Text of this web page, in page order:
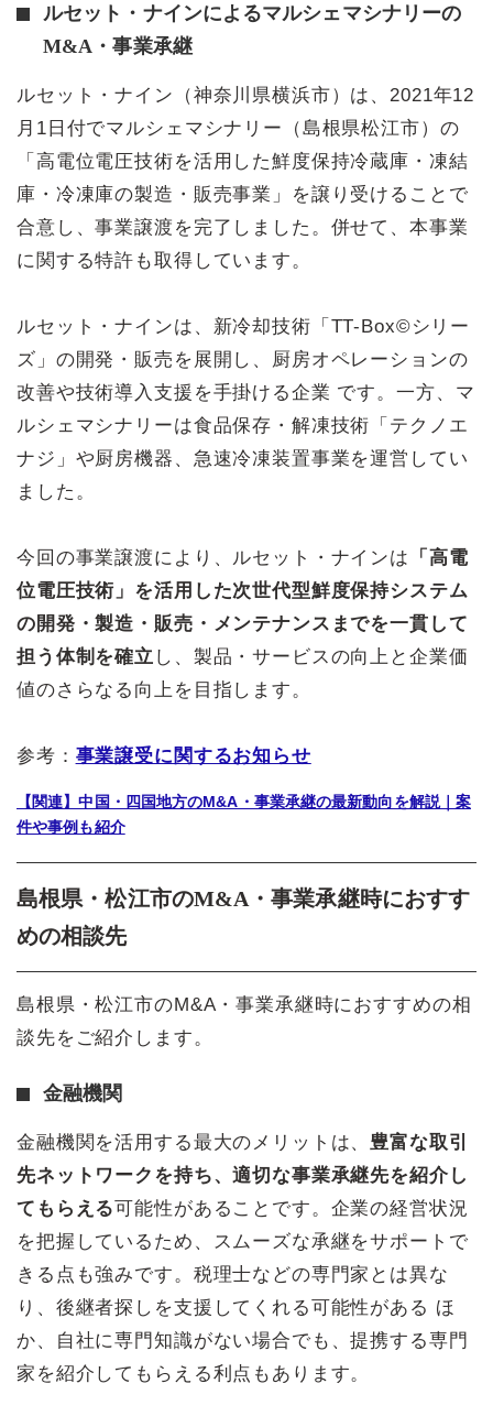
ルセット・ナインによるマルシェマシナリーの
M&A・事業承継
ルセット・ナイン（神奈川県横浜市）は、2021年12
月1日付でマルシェマシナリー（島根県松江市）の
「高電位電圧技術を活用した鮮度保持冷蔵庫・凍結
庫・冷凍庫の製造・販売事業」を譲り受けることで
合意し、事業譲渡を完了しました。併せて、本事業
に関する特許も取得しています。
ルセット・ナインは、新冷却技術「TT-Box©︎シリー
ズ」の開発・販売を展開し、厨房オペレーションの
改善や技術導入支援を手掛ける企業 です。一方、マ
ルシェマシナリーは食品保存・解凍技術「テクノエ
ナジ」や厨房機器、急速冷凍装置事業を運営してい
ました。
今回の事業譲渡により、ルセット・ナインは
「高電
位電圧技術」を活用した次世代型鮮度保持システム
の開発・製造・販売・メンテナンスまでを一貫して
担う体制を確立 し、製品・サービスの向上と企業価
値のさらなる向上を目指します。
参考： 事業譲受に関するお知らせ
【関連】中国・四国地方のM&A・事業承継の最新動向を解説｜案
件や事例も紹介
島根県・松江市のM&A・事業承継時におすす
めの相談先
島根県・松江市のM&A・事業承継時におすすめの相
談先をご紹介します。
金融機関
金融機関を活用する最大のメリットは、 豊富な取引
先ネットワークを持ち、適切な事業承継先を紹介し
てもらえる可能性があることです。企業の経営状況
を把握しているため、スムーズな承継をサポートで
きる点も強みです。税理士などの専門家とは異な
り、後継者探しを支援してくれる可能性がある ほ
か、自社に専門知識がない場合でも、提携する専門
家を紹介してもらえる利点もあります。